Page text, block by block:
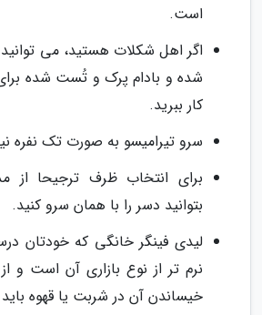
است.
اگر اهل شکلات هستید، می
شده و بادام پرک و تُست شده
کار ببرید.
سرو تیرامیسو به صورت تک نفره
برای انتخاب ظرف ترجیحا از
بتوانید دسر را با همان سرو کنید.
لیدی فینگر خانگی که خودتان
نرم تر از نوع بازاری آن است و
خیساندن آن در شربت یا قهوه